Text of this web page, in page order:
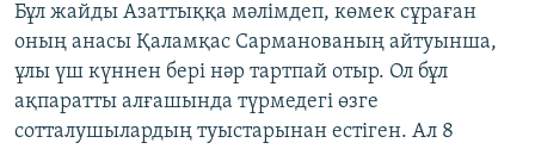
Бұл жайды Азаттыққа мәлімдеп, көмек сұраған
оның анасы Қаламқас Сарманованың айтуынша,
ұлы үш күннен бері нәр тартпай отыр. Ол бұл
ақпаратты алғашында түрмедегі өзге
сотталушылардың туыстарынан естіген. Ал 8